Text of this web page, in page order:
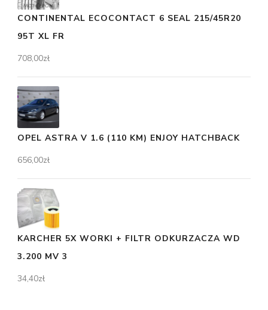
CONTINENTAL ECOCONTACT 6 SEAL 215/45R20
95T XL FR
708,00zł
OPEL ASTRA V 1.6 (110 KM) ENJOY HATCHBACK
656,00zł
KARCHER 5X WORKI + FILTR ODKURZACZA WD
3.200 MV 3
34,40zł